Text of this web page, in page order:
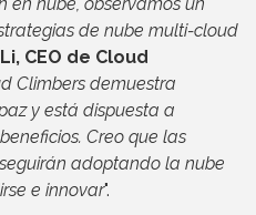
de nube multi-cloud
CEO de Cloud
Climbers demuestra
y está dispuesta a
Creo que las
adoptando la nube
e innovar".